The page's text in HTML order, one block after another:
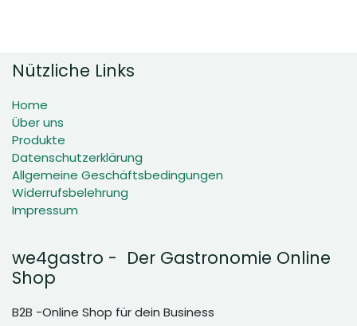
Nützliche Links
Home
Über uns
Produkte
Datenschutzerklärung
Allgemeine Geschäftsbedingungen
Widerrufsbelehrung
Impressum
we4gastro - Der Gastronomie Online
Shop
B2B -Online Shop für dein Business